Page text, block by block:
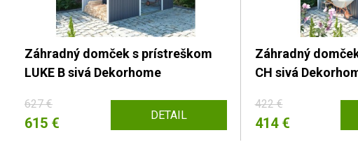
Záhradný domček s prístreškom
LUKE B sivá Dekorhome
627 €
615 € DETAIL
Záhradný
CH sivá
422 €
414 €